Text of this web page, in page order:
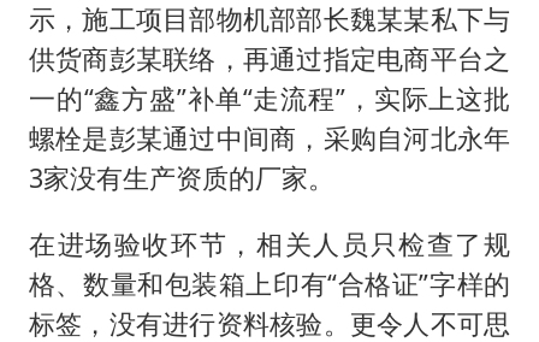
示，施工项目部物机部部长魏某某私下与
供货商彭某联络，再通过指定电商平台之
一的“鑫方盛”补单“走流程”，实际上这批
螺栓是彭某通过中间商，采购自河北永年
3家没有生产资质的厂家。
在进场验收环节，相关人员只检查了规
格、数量和包装箱上印有“合格证”字样的
标签，没有进行资料核验。更令人不可思